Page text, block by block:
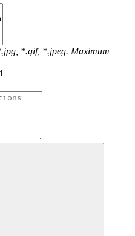
*.gif, *.jpeg. Maximum